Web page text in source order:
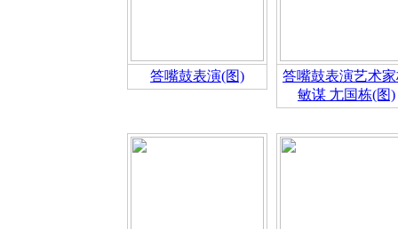
答嘴鼓表演(图)
答嘴鼓表演艺术
敏谋 尢国栋(图)